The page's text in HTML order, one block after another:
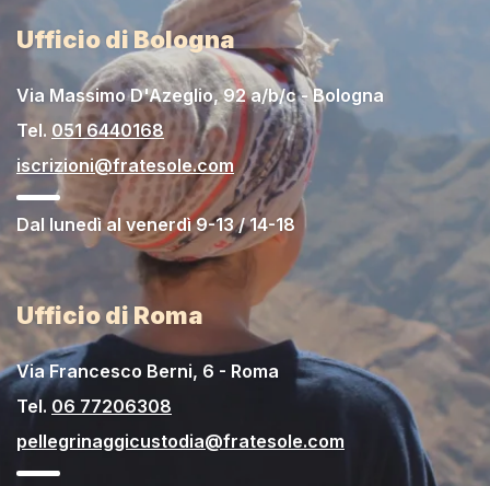
Ufficio di Bologna
Via Massimo D'Azeglio, 92 a/b/c - Bologna
Tel. 051 6440168
iscrizioni@fratesole.com
Dal lunedì al venerdì 9-13 / 14-18
Ufficio di Roma
Via Francesco Berni, 6 - Roma
Tel. 06 77206308
pellegrinaggicustodia@fratesole.com